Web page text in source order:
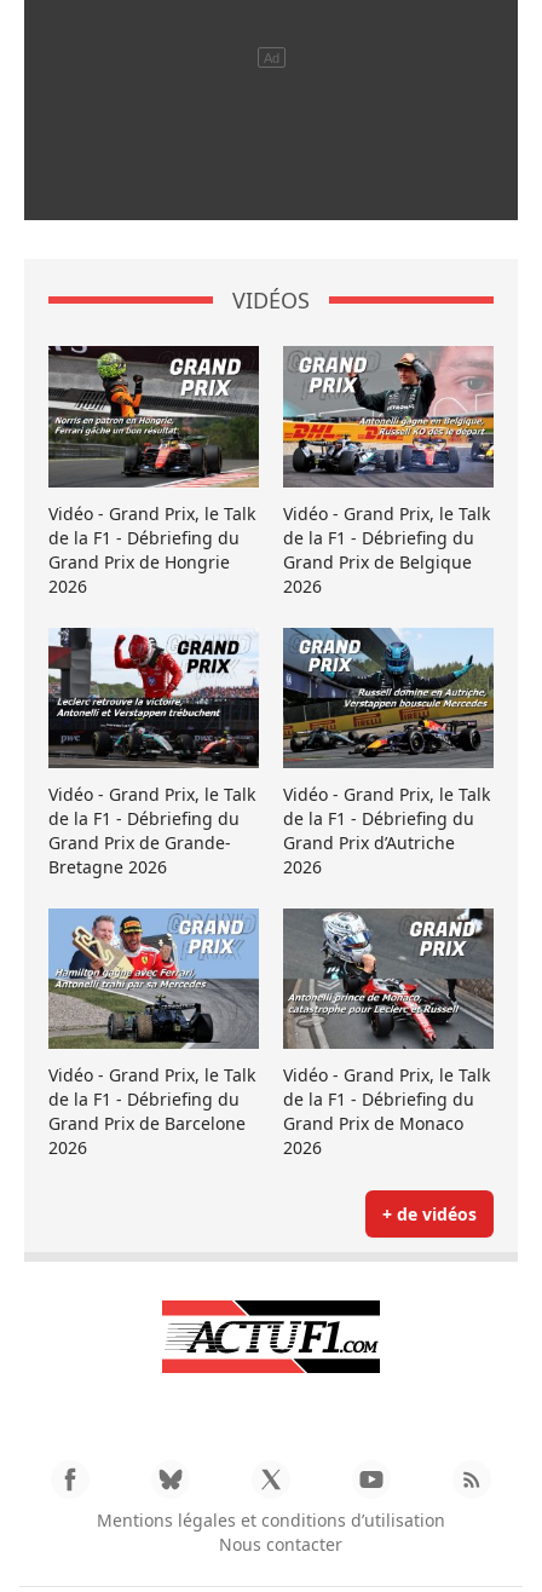
VIDÉOS
Vidéo - Grand Prix, le Talk
de la F1 - Débriefing du
Grand Prix de Hongrie
2026
Vidéo - Grand Prix, le Talk
de la F1 - Débriefing du
Grand Prix de Belgique
2026
Vidéo - Grand Prix, le Talk
de la F1 - Débriefing du
Grand Prix de Grande-
Bretagne 2026
Vidéo - Grand Prix, le Talk
de la F1 - Débriefing du
Grand Prix d’Autriche
2026
Vidéo - Grand Prix, le Talk
de la F1 - Débriefing du
Grand Prix de Barcelone
2026
Vidéo - Grand Prix, le Talk
de la F1 - Débriefing du
Grand Prix de Monaco
2026
+ de vidéos
Mentions légales et conditions d’utilisation
Nous contacter